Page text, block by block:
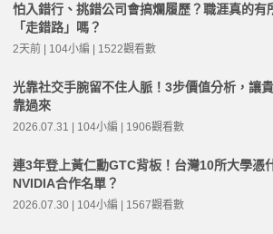
怕入錯行、挑錯公司會搞爛履歷？職涯真的有
「走錯路」嗎？
2天前 | 104小編 | 1522觀看數
光靠社交手腕留不住人脈！3步價值分析，讓
靠過來
2026.07.31 | 104小編 | 1906觀看數
連3年登上黃仁勳GTC背板！台灣10所大學憑
NVIDIA合作名單？
2026.07.30 | 104小編 | 1567觀看數